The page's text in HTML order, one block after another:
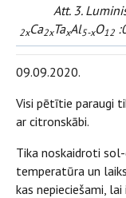
Att. 3.
2xCa2xTaxAl5-xO12
09.09.2020.
Visi pētītie paraugi
ar citronskābi.
Tika noskaidroti
temperatūra un
kas nepieciešami,